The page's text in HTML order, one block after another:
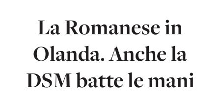
La Romanese in
Olanda. Anche la
DSM batte le mani